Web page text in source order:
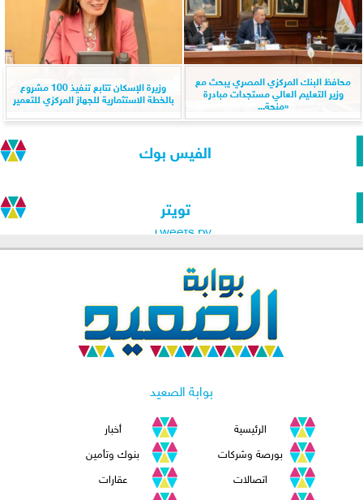
محافظ البنك المركزي المصري يبحث مع
وزير التعليم العالي مستجدات مبادرة
«منحة...
وزيرة الإسكان تتابع تنفيذ 100 مشروع
بالخطة الاستثمارية للجهاز المركزي للتعمير
الفيس بوك
تويتر
Tweets by
بوابة الصعيد
الرئيسية
أخبار
بورصة وشركات
بنوك وتأمين
اتصالات
عقارات